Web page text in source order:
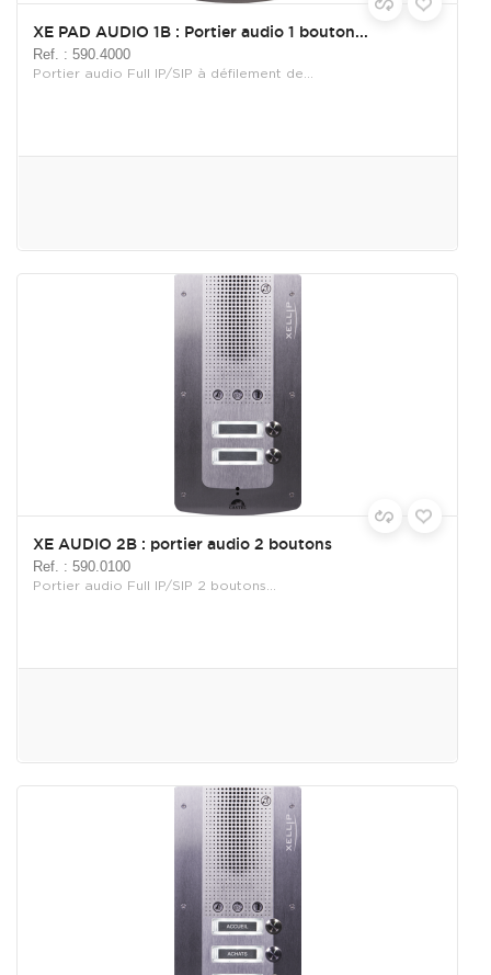
XE PAD AUDIO 1B : Portier audio 1 bouton...
Ref. : 590.4000
Portier audio Full IP/SIP à défilement de...
XE AUDIO 2B : portier audio 2 boutons
Ref. : 590.0100
Portier audio Full IP/SIP 2 boutons...